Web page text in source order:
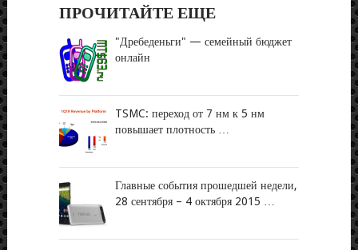
ПРОЧИТАЙТЕ ЕЩЕ
"Дребеденьги" — семейный бюджет
онлайн
TSMC: переход от 7 нм к 5 нм
повышает плотность …
Главные события прошедшей недели,
28 сентября – 4 октября 2015 …